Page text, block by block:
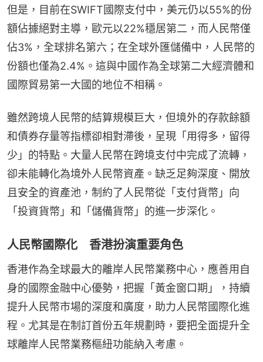
但是，目前在SWIFT國際支付中，美元仍以55%的份
額佔據絕對主導，歐元以22%穩居第二，而人民幣僅
佔3%，全球排名第六；在全球外匯儲備中，人民幣的
份額也僅為2.4%。這與中國作為全球第二大經濟體和
國際貿易第一大國的地位不相稱。
雖然跨境人民幣的結算規模巨大，但境外的存款餘額
和債券存量等指標卻相對滯後，呈現「用得多，留得
少」的特點。大量人民幣在跨境支付中完成了流轉，
卻未能轉化為境外人民幣資產。缺乏足夠深度、開放
且安全的資產池，制約了人民幣從「支付貨幣」向
「投資貨幣」和「儲備貨幣」的進一步深化。
人民幣國際化 香港扮演重要角色
香港作為全球最大的離岸人民幣業務中心，應善用自
身的國際金融中心優勢，把握「黃金窗口期」，持續
提升人民幣市場的深度和廣度，助力人民幣國際化進
程。尤其是在制訂首份五年規劃時，要把全面提升全
球離岸人民幣業務樞紐功能納入考慮。